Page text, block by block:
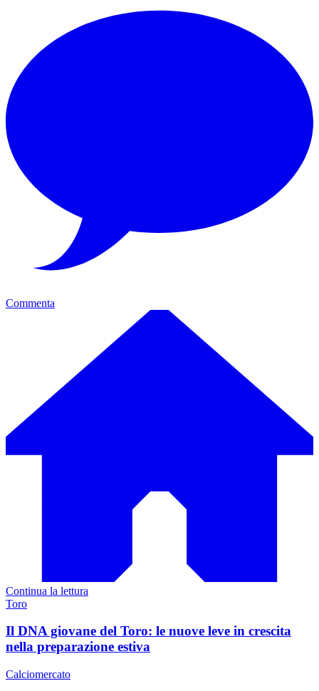
Commenta
Continua la lettura
Toro
Il DNA giovane del Toro: le nuove leve in crescita
nella preparazione estiva
Calciomercato